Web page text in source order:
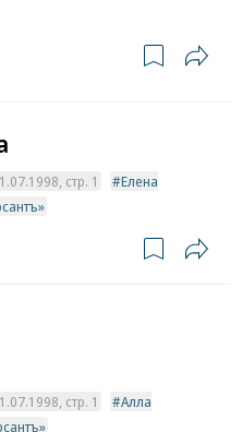
стр. 1
Елена
стр. 1
Алла